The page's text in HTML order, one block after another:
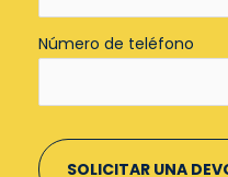
Número de teléfono